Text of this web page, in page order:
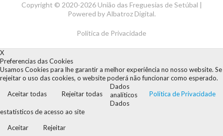
Copyright © 2020-2026 União das Freguesias de Setúbal |
Powered byAlbatroz Digital.
Política de Privacidade
X
Preferencias das Cookies
Usamos Cookies para lhe garantir a melhor experiência no nosso website. Se
rejeitar o uso das cookies, o website poderá não funcionar como esperado.
Aceitar todas
Rejeitar todas Política de Privacidade
Dados
analíticos
Dados
estatísticos de acesso ao site
Aceitar
Rejeitar